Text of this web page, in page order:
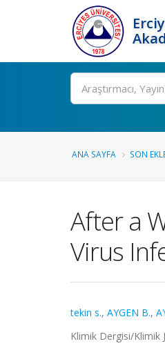
Ara
ANA SAYFA SON
After a
Virus
tekin s., AYGEN B.,
Klimik Dergisi/Klimik